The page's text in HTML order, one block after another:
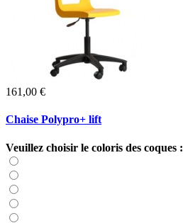
161,00 €
Chaise Polypro+ lift
Veuillez choisir le coloris des coques :